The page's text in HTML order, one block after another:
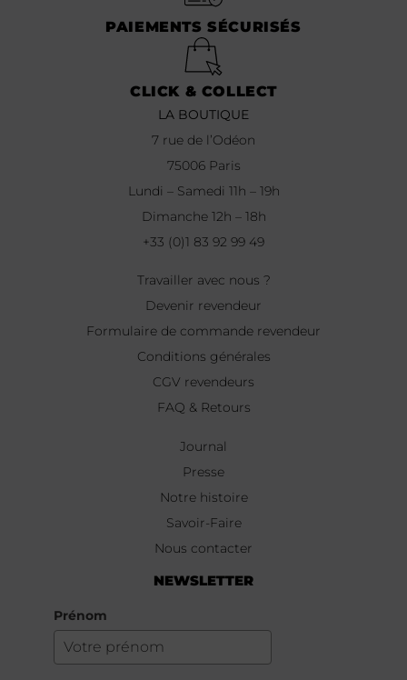
PAIEMENTS SÉCURISÉS
CLICK & COLLECT
LA BOUTIQUE
7 rue de l’Odéon
75006 Paris
Lundi – Samedi 11h – 19h
Dimanche 12h – 18h
+33 (0)1 83 92 99 49
Travailler avec nous ?
Devenir revendeur
Formulaire de commande revendeur
Conditions générales
CGV revendeurs
FAQ & Retours
Journal
Presse
Notre histoire
Savoir-Faire
Nous contacter
NEWSLETTER
Prénom